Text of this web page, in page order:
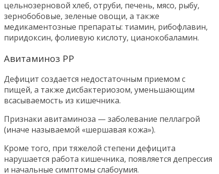
цельнозерновой хлеб, отруби, печень, мясо, рыбу,
зернобобовые, зеленые овощи, а также
медикаментозные препараты: тиамин, рибофлавин,
пиридоксин, фолиевую кислоту, цианокобаламин.
Авитаминоз РР
Дефицит создается недостаточным приемом с
пищей, а также дисбактериозом, уменьшающим
всасываемость из кишечника.
Признаки авитаминоза — заболевание пеллагрой
(иначе называемой «шершавая кожа»).
Кроме того, при тяжелой степени дефицита
нарушается работа кишечника, появляется депрессия
и начальные симптомы слабоумия.